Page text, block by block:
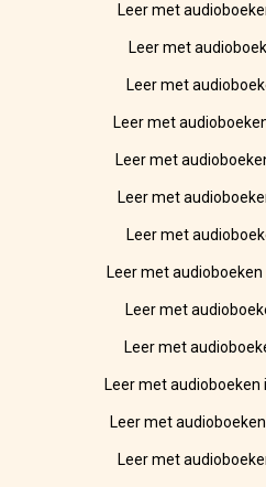
Leer met
Leer met
Leer met
Leer met
Leer met
Leer met
Leer met
Leer met
Leer met
Leer met
Leer met audioboeken
Leer met
Leer met